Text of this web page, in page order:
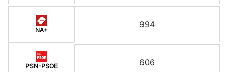
NA+
PSN-PSOE
994
606